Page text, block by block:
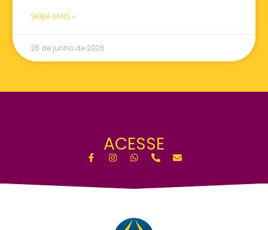
SAIBA MAIS »
26 de junho de 2026
ACESSE